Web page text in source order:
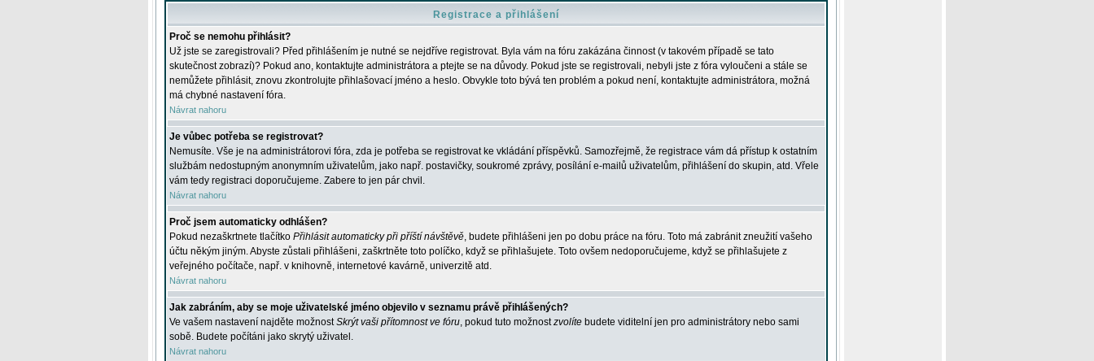
Registrace a přihlášení
Proč se nemohu přihlásit?
Už jste se zaregistrovali? Před přihlášením je nutné se nejdříve registrovat. Byla vám na fóru zakázána činnost (v takovém případě se tato
skutečnost zobrazí)? Pokud ano, kontaktujte administrátora a ptejte se na důvody. Pokud jste se registrovali, nebyli jste z fóra vyloučeni a stále se
nemůžete přihlásit, znovu zkontrolujte přihlašovací jméno a heslo. Obvykle toto bývá ten problém a pokud není, kontaktujte administrátora, možná
má chybné nastavení fóra.
Návrat nahoru
Je vůbec potřeba se registrovat?
Nemusíte. Vše je na administrátorovi fóra, zda je potřeba se registrovat ke vkládání příspěvků. Samozřejmě, že registrace vám dá přístup k ostatním
službám nedostupným anonymním uživatelům, jako např. postavičky, soukromé zprávy, posílání e-mailů uživatelům, přihlášení do skupin, atd. Vřele
vám tedy registraci doporučujeme. Zabere to jen pár chvil.
Návrat nahoru
Proč jsem automaticky odhlášen?
Pokud nezaškrtnete tlačítko Přihlásit automaticky při příští návštěvě, budete přihlášeni jen po dobu práce na fóru. Toto má zabránit zneužití vašeho
účtu někým jiným. Abyste zůstali přihlášeni, zaškrtněte toto políčko, když se přihlašujete. Toto ovšem nedoporučujeme, když se přihlašujete z
veřejného počítače, např. v knihovně, internetové kavárně, univerzitě atd.
Návrat nahoru
Jak zabráním, aby se moje uživatelské jméno objevilo v seznamu právě přihlášených?
Ve vašem nastavení najděte možnostSkrýt vaši přítomnost ve fóru, pokud tuto možnostzvolíte budete viditelní jen pro administrátory nebo sami
sobě. Budete počítáni jako skrytý uživatel.
Návrat nahoru